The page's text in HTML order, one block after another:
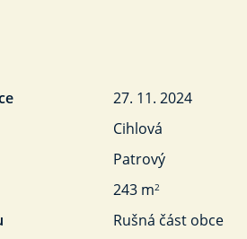
27. 11. 2024
Cihlová
Patrový
243 m2
Rušná část obce